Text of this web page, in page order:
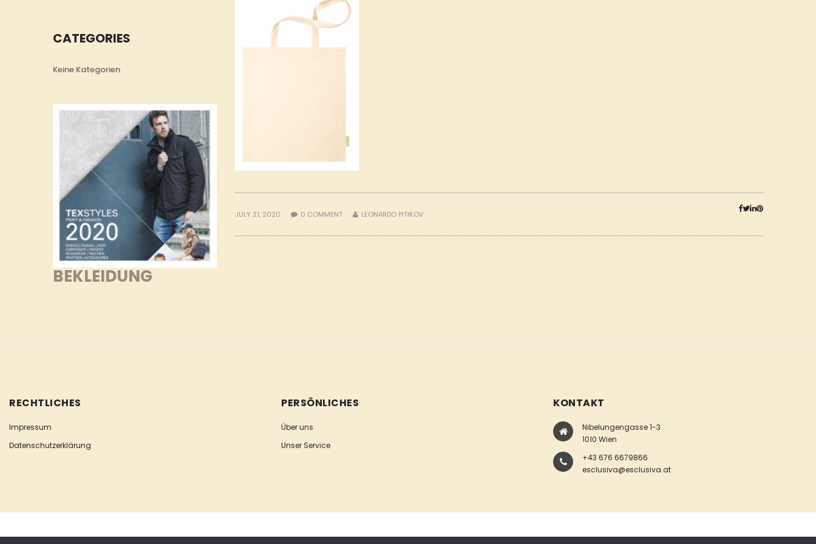
CATEGORIES
Keine Kategorien
BEKLEIDUNG
JULY 21, 2020 0 COMMENT LEONARDO PITIKOV
RECHTLICHES
Impressum
Datenschutzerklärung
PERSÖNLICHES
Über uns
Unser Service
KONTAKT
Nibelungengasse 1-3
1010 Wien
+43 676 6679866
esclusiva@esclusiva.at